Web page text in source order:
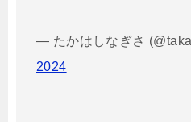
— たかはしなぎさ
2024